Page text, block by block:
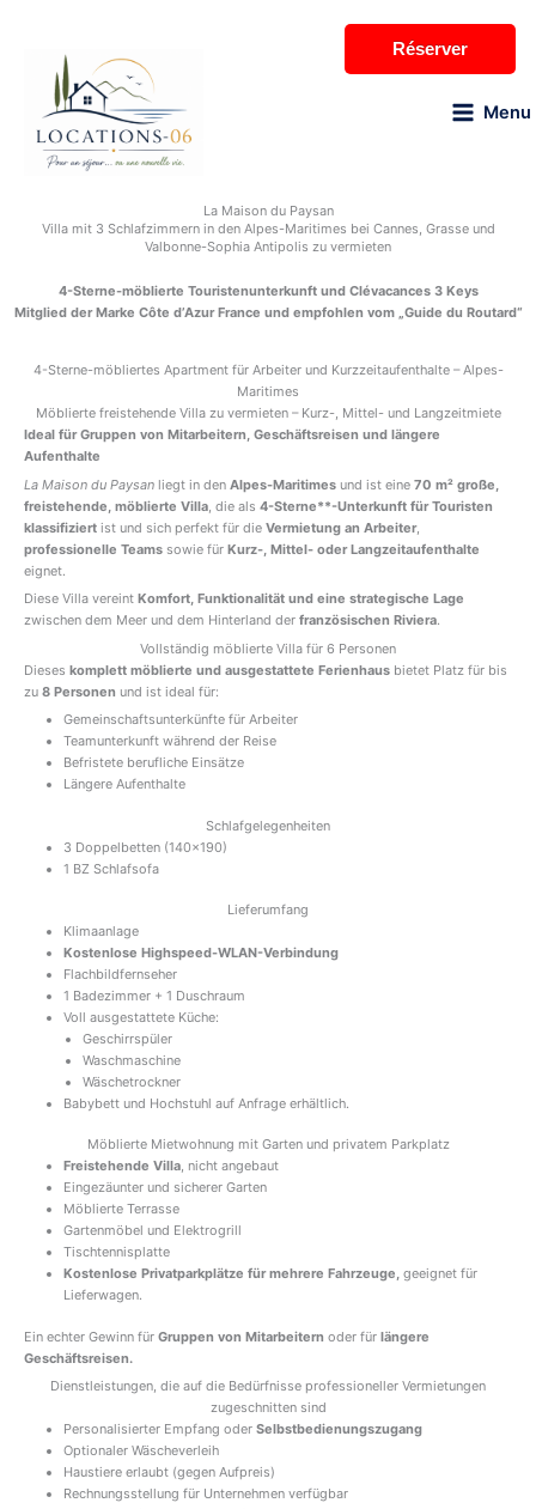
Réserver
Menu
La Maison du Paysan
Villa mit 3 Schlafzimmern in den Alpes-Maritimes bei Cannes, Grasse und
Valbonne-Sophia Antipolis zu vermieten
4-Sterne-möblierte Touristenunterkunft und Clévacances 3 Keys
Mitglied der Marke Côte d’Azur France und empfohlen vom „Guide du Routard“
4-Sterne-möbliertes Apartment für Arbeiter und Kurzzeitaufenthalte – Alpes-
Maritimes
Möblierte freistehende Villa zu vermieten – Kurz-, Mittel- und Langzeitmiete
Ideal für Gruppen von Mitarbeitern, Geschäftsreisen und längere
Aufenthalte
La Maison du Paysan liegt in den Alpes-Maritimes und ist eine 70 m² große,
freistehende, möblierte Villa , die als 4-Sterne**-Unterkunft für Touristen
klassifiziert ist und sich perfekt für die Vermietung an Arbeiter,
professionelle Teams sowie für Kurz-, Mittel- oder Langzeitaufenthalte
eignet.
Diese Villa vereint Komfort, Funktionalität und eine strategische Lage
zwischen dem Meer und dem Hinterland der französischen Riviera.
Vollständig möblierte Villa für 6 Personen
Dieses komplett möblierte und ausgestattete Ferienhaus bietet Platz für bis
zu 8 Personen und ist ideal für:
Gemeinschaftsunterkünfte für Arbeiter
Teamunterkunft während der Reise
Befristete berufliche Einsätze
Längere Aufenthalte
Schlafgelegenheiten
3 Doppelbetten (140×190)
1 BZ Schlafsofa
Lieferumfang
Klimaanlage
Kostenlose Highspeed-WLAN-Verbindung
Flachbildfernseher
1 Badezimmer + 1 Duschraum
Voll ausgestattete Küche:
Geschirrspüler
Waschmaschine
Wäschetrockner
Babybett und Hochstuhl auf Anfrage erhältlich.
Möblierte Mietwohnung mit Garten und privatem Parkplatz
Freistehende Villa, nicht angebaut
Eingezäunter und sicherer Garten
Möblierte Terrasse
Gartenmöbel und Elektrogrill
Tischtennisplatte
Kostenlose Privatparkplätze für mehrere Fahrzeuge,geeignet für
Lieferwagen.
Ein echter Gewinn für Gruppen von Mitarbeitern oder für längere
Geschäftsreisen.
Dienstleistungen, die auf die Bedürfnisse professioneller Vermietungen
zugeschnitten sind
Personalisierter Empfang oder Selbstbedienungszugang
Optionaler Wäscheverleih
Haustiere erlaubt (gegen Aufpreis)
Rechnungsstellung für Unternehmen verfügbar